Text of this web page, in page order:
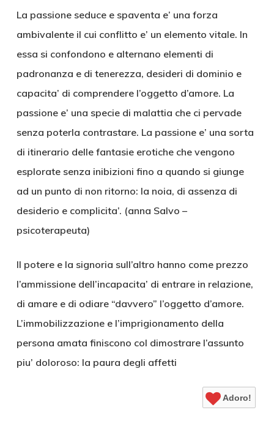
La passione seduce e spaventa e’ una forza
ambivalente il cui conflitto e’ un elemento vitale. In
essa si confondono e alternano elementi di
padronanza e di tenerezza, desideri di dominio e
capacita’ di comprendere l’oggetto d’amore. La
passione e’ una specie di malattia che ci pervade
senza poterla contrastare. La passione e’ una sorta
di itinerario delle fantasie erotiche che vengono
esplorate senza inibizioni fino a quando si giunge
ad un punto di non ritorno: la noia, di assenza di
desiderio e complicita’. (anna Salvo –
psicoterapeuta)
Il potere e la signoria sull’altro hanno come prezzo
l’ammissione dell’incapacita’ di entrare in relazione,
di amare e di odiare “davvero” l’oggetto d’amore.
L’immobilizzazione e l’imprigionamento della
persona amata finiscono col dimostrare l’assunto
piu’ doloroso: la paura degli affetti
Adoro!